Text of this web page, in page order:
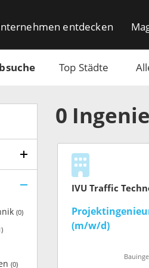
Top Städte
entdecken
(0)
)
(0)
0
IVU Traffic
(m/w/d)